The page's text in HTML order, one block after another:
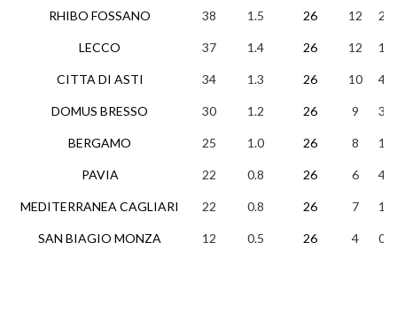
RHIBO FOSSANO
LECCO
CITTA DI ASTI
DOMUS BRESSO
BERGAMO
PAVIA
MEDITERRANEA CAGLIARI
SAN BIAGIO MONZA
38 1.5 26 12 2
37 1.4 26 12 1
34 1.3 26 10 4
30 1.2 26 9 3
25 1.0 26 8 1
22 0.8 26 6 4
22 0.8 26 7 1
12 0.5 26 4 0